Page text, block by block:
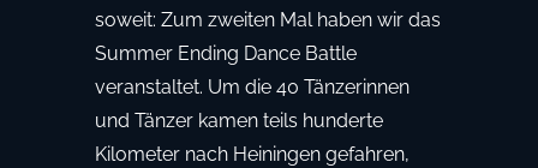
soweit: Zum zweiten Mal haben wir das
Summer Ending Dance Battle
veranstaltet. Um die 40 Tänzerinnen
und Tänzer kamen teils hunderte
Kilometer nach Heiningen gefahren,